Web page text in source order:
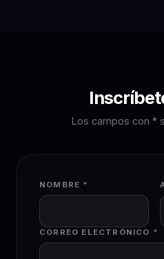
Los campos con *
NOMBRE *
CORREO ELECTRÓNICO *